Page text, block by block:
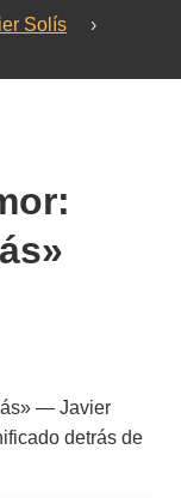
Solís
›
— Javier
detrás de